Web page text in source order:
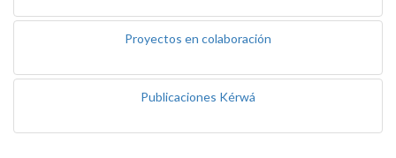
Proyectos en colaboración
Publicaciones Kérwá